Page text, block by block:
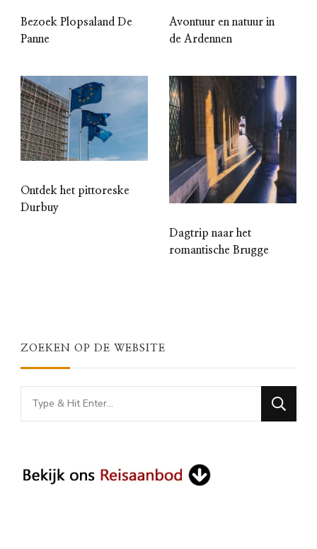
Bezoek Plopsaland De
Panne
Avontuur en natuur in
de Ardennen
Ontdek het pittoreske
Durbuy
Dagtrip naar het
romantische Brugge
ZOEKEN OP DE WEBSITE
Looking
for